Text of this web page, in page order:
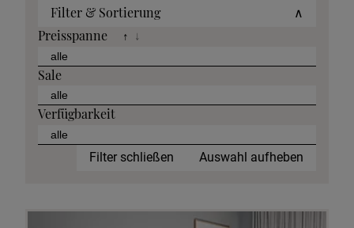
Filter & Sortierung
∧
Preisspanne
↑ ↓
Sale
Verfügbarkeit
Filter schließen Auswahl aufheben